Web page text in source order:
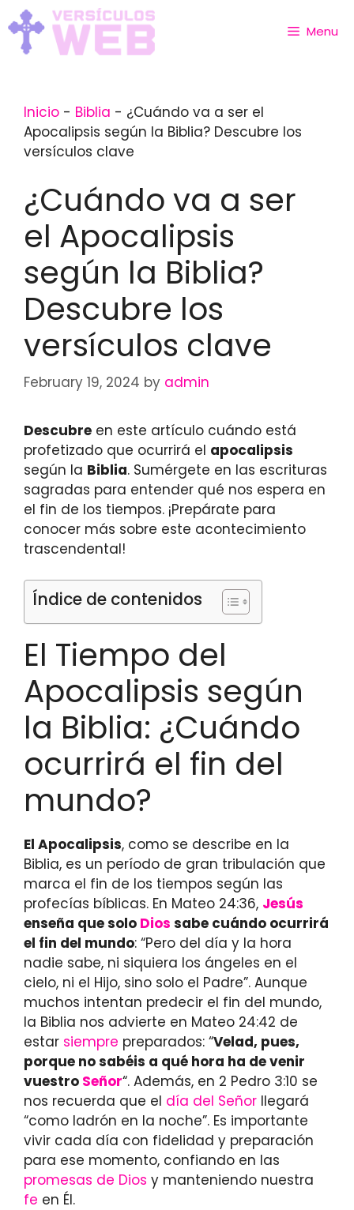
Skip
to
content
Menu
Inicio - Biblia - ¿Cuándo va a ser el
Apocalipsis según la Biblia? Descubre los
versículos clave
¿Cuándo va a ser
el Apocalipsis
según la Biblia?
Descubre los
versículos clave
February 19, 2024 by admin
Descubre en este artículo cuándo está
profetizado que ocurrirá el apocalipsis
según la Biblia. Sumérgete en las escrituras
sagradas para entender qué nos espera en
el fin de los tiempos. ¡Prepárate para
conocer más sobre este acontecimiento
trascendental!
Índice de contenidos
El Tiempo del
Apocalipsis según
la Biblia: ¿Cuándo
ocurrirá el fin del
mundo?
El Apocalipsis, como se describe en la
Biblia, es un período de gran tribulación que
marca el fin de los tiempos según las
profecías bíblicas. En Mateo 24:36, Jesús
enseña que solo Dios sabe cuándo ocurrirá
el fin del mundo: “Pero del día y la hora
nadie sabe, ni siquiera los ángeles en el
cielo, ni el Hijo, sino solo el Padre”. Aunque
muchos intentan predecir el fin del mundo,
la Biblia nos advierte en Mateo 24:42 de
estar siempre preparados: “Velad, pues,
porque no sabéis a qué hora ha de venir
vuestro Señor“. Además, en 2 Pedro 3:10 se
nos recuerda que el día del Señor llegará
“como ladrón en la noche”. Es importante
vivir cada día con fidelidad y preparación
para ese momento, confiando en las
promesas de Dios y manteniendo nuestra
fe en Él.